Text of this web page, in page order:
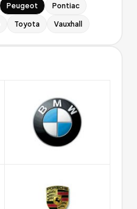
Peugeot Pontiac
Toyota Vauxhall